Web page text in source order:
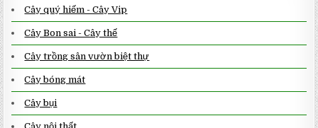
Cây quý hiếm - Cây Vip
Cây Bon sai - Cây thế
Cây trồng sân vườn biệt thự
Cây bóng mát
Cây bụi